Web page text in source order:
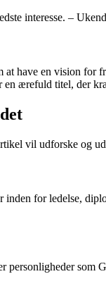
interesse. –
have en vision
en ærefuld titel, der
vil udforske og
for ledelse,